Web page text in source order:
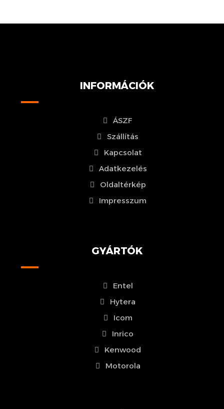
INFORMÁCIÓK
ÁSZF
Szállítás
Kapcsolat
Adatkezelés
Oldaltérkép
Impresszum
GYÁRTÓK
Entel
Hytera
Icom
Inrico
Kenwood
Motorola